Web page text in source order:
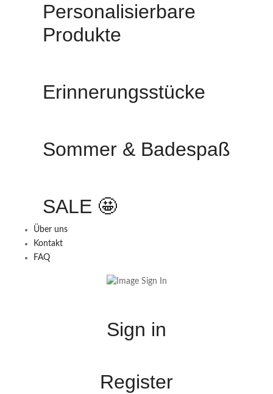
Personalisierbare
Produkte
Erinnerungsstücke
Sommer & Badespaß
SALE 🤩
Über uns
Kontakt
FAQ
Sign in
Register